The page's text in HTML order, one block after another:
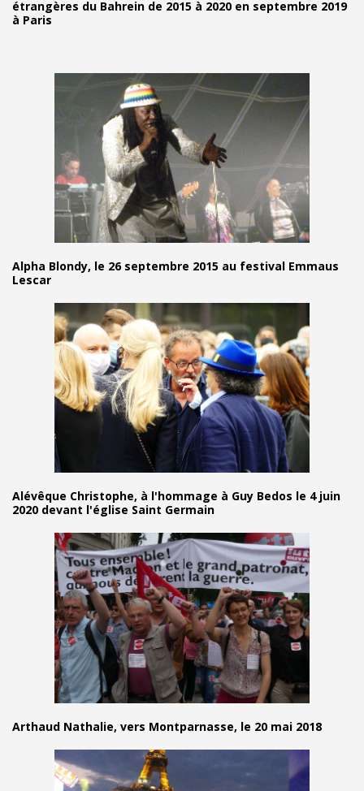
étrangères du Bahrein de 2015 à 2020 en septembre 2019
à Paris
Alpha Blondy, le 26 septembre 2015 au festival Emmaus
Lescar
Alévêque Christophe, à l'hommage à Guy Bedos le 4 juin
2020 devant l'église Saint Germain
Arthaud Nathalie, vers Montparnasse, le 20 mai 2018